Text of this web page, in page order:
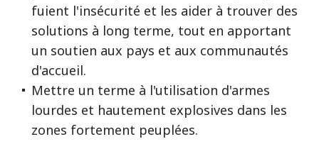
fuient l'insécurité et les aider à trouver des
solutions à long terme, tout en apportant
un soutien aux pays et aux communautés
d'accueil.
Mettre un terme à l'utilisation d'armes
lourdes et hautement explosives dans les
zones fortement peuplées.